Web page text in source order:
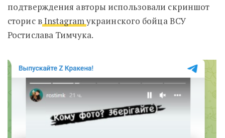
подтверждения авторы использовали скриншот
сторис вInstagramукраинского бойца ВСУ
Ростислава Тимчука.